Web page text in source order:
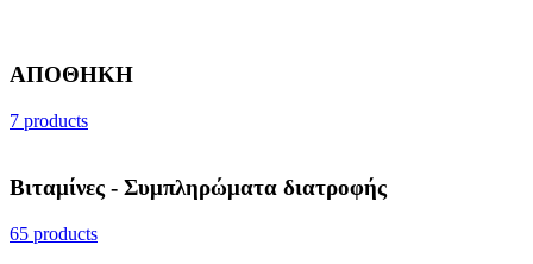
ΑΠΟΘΗΚΗ
7 products
Βιταμίνες - Συμπληρώματα διατροφής
65 products